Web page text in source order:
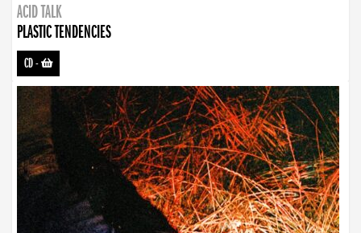
ACID TALK
PLASTIC TENDENCIES
CD-